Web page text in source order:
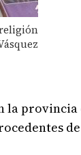
la provincia